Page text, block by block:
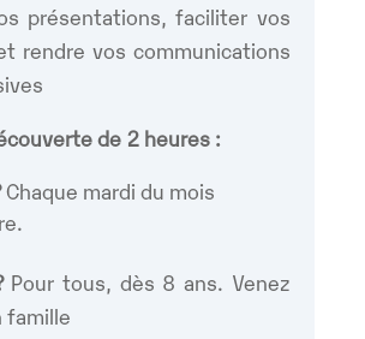
présentations, faciliter vos
rendre vos communications
de 2 heures :
Chaque mardi du mois
Pour tous, dès 8 ans. Venez
famille